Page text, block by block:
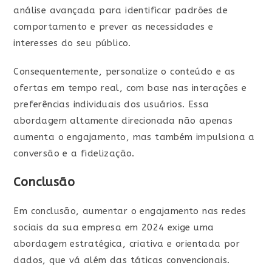
análise avançada para identificar padrões de
comportamento e prever as necessidades e
interesses do seu público.
Consequentemente, personalize o conteúdo e as
ofertas em tempo real, com base nas interações e
preferências individuais dos usuários. Essa
abordagem altamente direcionada não apenas
aumenta o engajamento, mas também impulsiona a
conversão e a fidelização.
Conclusão
Em conclusão, aumentar o engajamento nas redes
sociais da sua empresa em 2024 exige uma
abordagem estratégica, criativa e orientada por
dados, que vá além das táticas convencionais.